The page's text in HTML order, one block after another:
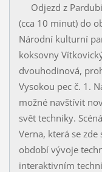
Odjezd z
(cca 10 minut) do
Národní kulturní
koksovny
dvouhodinová,
Vysokou pec č. 1.
možné navštívit
svět techniky.
Verna, která se
období vývoje
interaktivním